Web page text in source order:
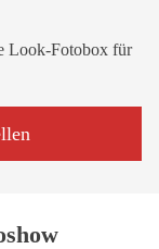
Look-Fotobox für